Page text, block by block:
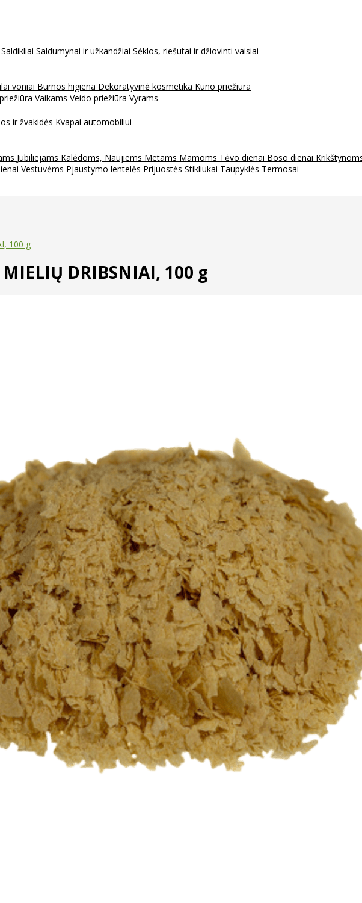
Saldikliai Saldumynai ir užkandžiai Sėklos, riešutai ir džiovinti vaisiai
voniai Burnos higiena Dekoratyvinė kosmetika Kūno priežiūra
Vaikams Veido priežiūra Vyrams
ir žvakidės Kvapai automobiliui
Jubiliejams Kalėdoms, Naujiems Metams Mamoms Tėvo dienai Boso dienai
Vestuvėms Pjaustymo lentelės Prijuostės Stikliukai Taupyklės Termosai
100 g
DRIBSNIAI, 100 g